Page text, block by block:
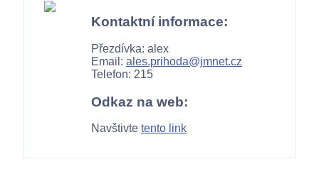
Kontaktní informace:
Přezdívka: alex
Email: ales.prihoda@jmnet.cz
Telefon: 215
Odkaz na web:
Navštivte tento link